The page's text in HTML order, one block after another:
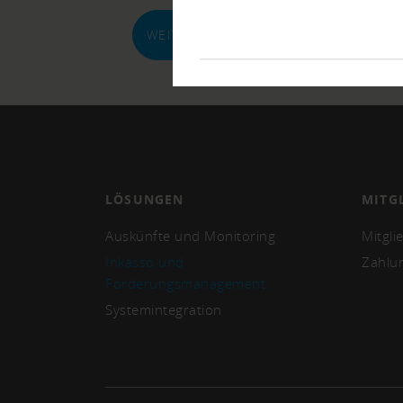
WEITER ZU DEN ANGABEN ZUM
LÖSUNGEN
Auskünfte und Monitoring
Inkasso und
Forderungsmanagement
Systemintegration